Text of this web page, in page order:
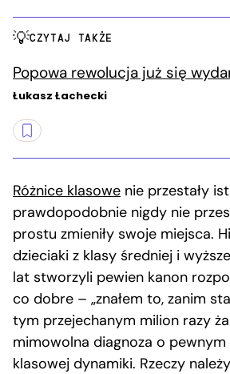
CZYTAJ TAKŻE
Popowa rewolucja już się
Łukasz Łachecki
Różnice klasowe nie przestały
prawdopodobnie nigdy nie
prostu zmieniły swoje miejsca.
dzieciaki z klasy średniej i
lat stworzyli pewien kanon
co dobre – „znałem to, zanim
tym przejechanym milion razy
mimowolna diagnoza o
klasowej dynamiki. Rzeczy